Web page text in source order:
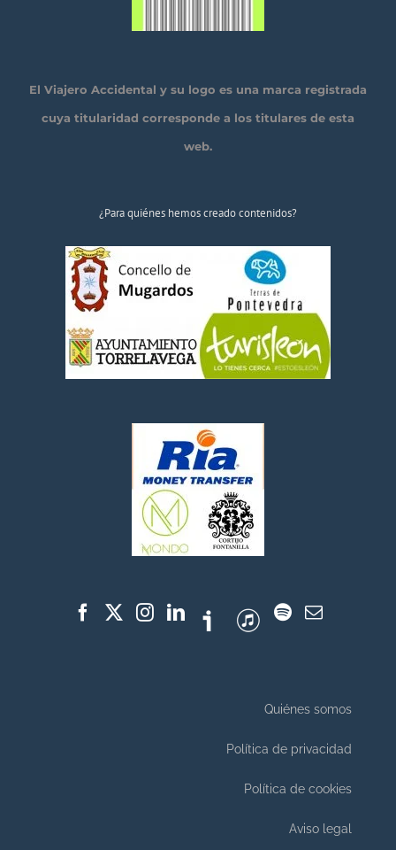
El Viajero Accidental y su logo es una marca registrada
cuya titularidad corresponde a los titulares de esta
web.
¿Para quiénes hemos creado contenidos?
Quiénes somos
Política de privacidad
Política de cookies
Aviso legal